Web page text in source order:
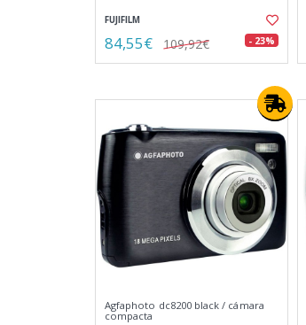
FUJIFILM
84,55€ 109,92€ - 23%
Agfaphoto dc8200 black / cámara
compacta